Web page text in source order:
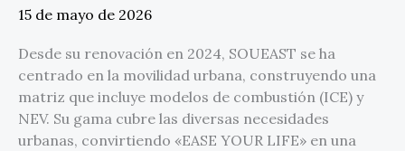
15 de mayo de 2026
Desde su renovación en 2024, SOUEAST se ha
centrado en la movilidad urbana, construyendo una
matriz que incluye modelos de combustión (ICE) y
NEV. Su gama cubre las diversas necesidades
urbanas, convirtiendo «EASE YOUR LIFE» en una